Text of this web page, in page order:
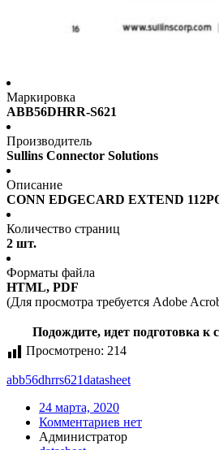
Маркировка
ABB56DHRR-S621
Производитель
Sullins Connector Solutions
Описание
CONN EDGECARD EXTEND
Количество страниц
2 шт.
Форматы файла
HTML, PDF
(Для просмотра требуется Adobe
Подождите, идет подготовка к
Просмотрено: 214
abb56dhrrs621datasheet
24 марта, 2020
Комментариев нет
Администратор